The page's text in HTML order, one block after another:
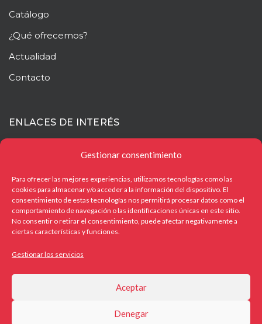
Gestionar consentimiento
Para ofrecer las mejores experiencias, utilizamos tecnologías como las
cookies para almacenar y/o acceder a la información del dispositivo. El
consentimiento de estas tecnologías nos permitirá procesar datos como el
comportamiento de navegación o las identificaciones únicas en este sitio.
No consentir o retirar el consentimiento, puede afectar negativamente a
ciertas características y funciones.
Gestionar los servicios
Aceptar
Denegar
Catálogo
¿Qué ofrecemos?
Actualidad
Contacto
ENLACES DE INTERÉS
Política de privacidad
Política de cookies
OTROS ENLACES